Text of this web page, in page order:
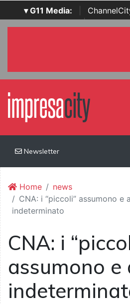
▾ G11 Media:
SecurityOpenLab | Italian
Newsletter
Home
news
CNA: i “piccoli” assumono e
indeterminato
CNA: i
assumono e